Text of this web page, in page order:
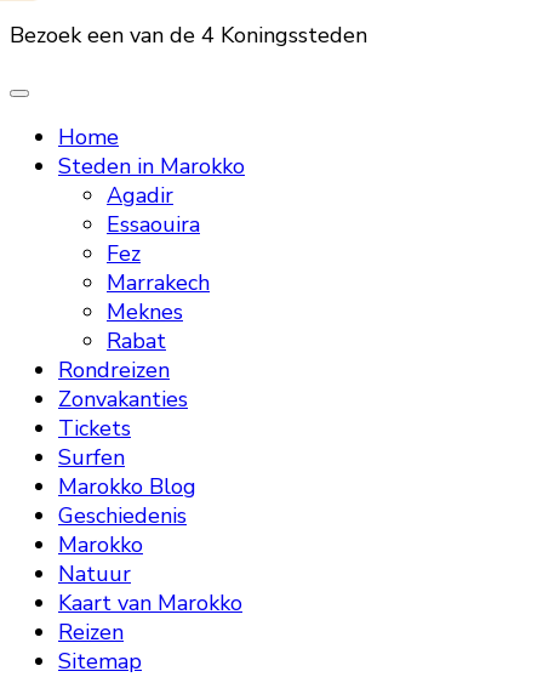
Bezoek een van de 4 Koningssteden
Home
Steden in Marokko
Agadir
Essaouira
Fez
Marrakech
Meknes
Rabat
Rondreizen
Zonvakanties
Tickets
Surfen
Marokko Blog
Geschiedenis
Marokko
Natuur
Kaart van Marokko
Reizen
Sitemap